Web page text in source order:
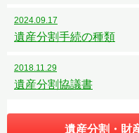
2024.09.17
遺産分割手続の種類
2018.11.29
遺産分割協議書
遺産分割・財